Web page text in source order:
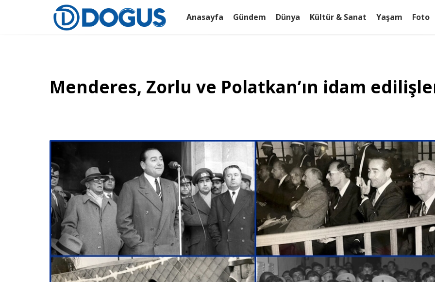
Anasayfa Gündem Dünya Kültür & Sanat Yaşam Foto
Menderes, Zorlu ve Polatkan’ın idam